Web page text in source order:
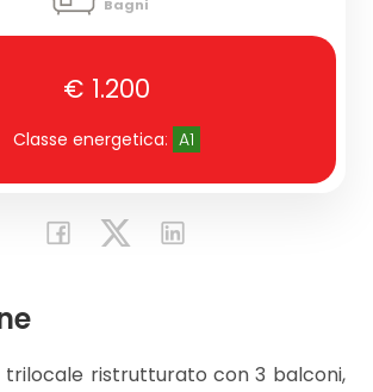
Bagni
€ 1.200
Classe energetica: A1
ristrutturato con 3 balconi,